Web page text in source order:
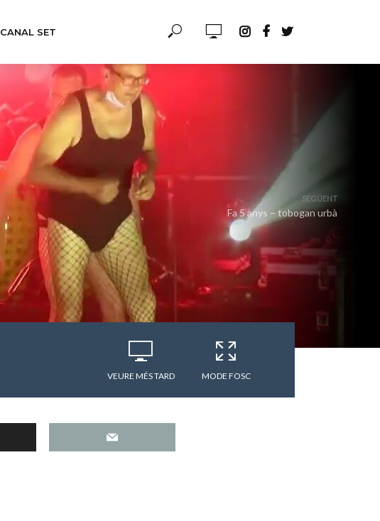
CANAL SET
SEGÜENT
Fa 5 anys – tobogan urbà
VEURE MÉS TARD MODE FOSC